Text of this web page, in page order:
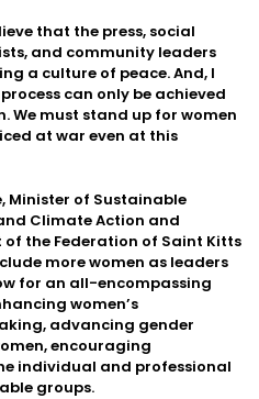
that the press, social
and community leaders
a culture of peace. And, I
can only be achieved
We must stand up for women
at war even at this
Minister of Sustainable
Climate Action and
the Federation of Saint Kitts
more women as leaders
for an all-encompassing
women’s
advancing gender
encouraging
individual and professional
groups.